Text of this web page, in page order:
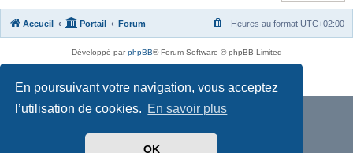
En poursuivant votre navigation, vous acceptez
l’utilisation de cookies. En savoir plus
OK
Accueil Portail Forum Heures au format UTC+02:00
Développé parphpBB® Forum Software © phpBB Limited
Traduit parphpBB-fr.com